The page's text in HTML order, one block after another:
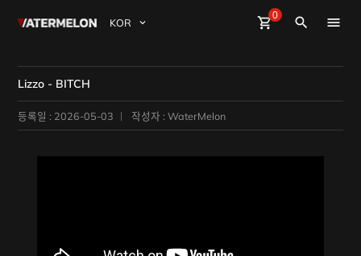
shopping_cart0
close
Watermelon Sign Up
BuyBeats
SellBeats
search
Lizzo - BITCH
등록일 : 2026-05-03 작성자 : WaterMelon